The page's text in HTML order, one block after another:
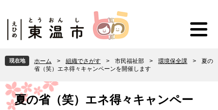
頭
で
。
飛
ば
て
本
現在地 ホーム > 組織でさがす > 市民福祉部 > 環境保全課 >
夏の
省（笑）エネ得々キャンペーンを開催します
本
文 夏の省（笑）エネ得々キャンペー